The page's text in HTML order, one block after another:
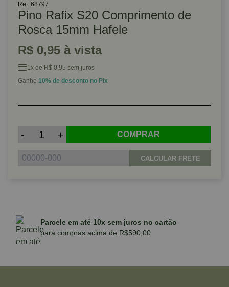
Ref: 68797
Pino Rafix S20 Comprimento de
Rosca 15mm Hafele
R$ 0,95 à vista
1x de R$ 0,95 sem juros
Ganhe 10% de desconto no Pix
- + COMPRAR
CALCULAR FRETE
Parcele em até 10x sem juros no cartão
para compras acima de R$590,00